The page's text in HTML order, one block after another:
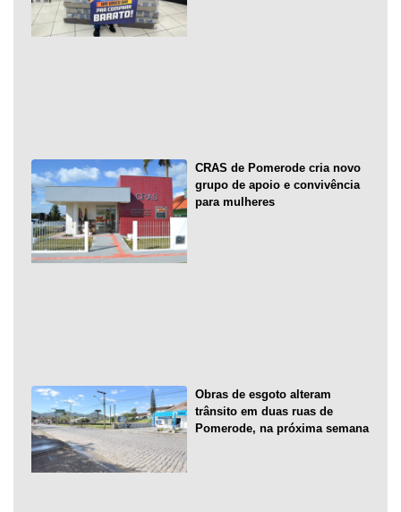
CRAS de Pomerode cria novo
grupo de apoio e convivência
para mulheres
Obras de esgoto alteram
trânsito em duas ruas de
Pomerode, na próxima semana